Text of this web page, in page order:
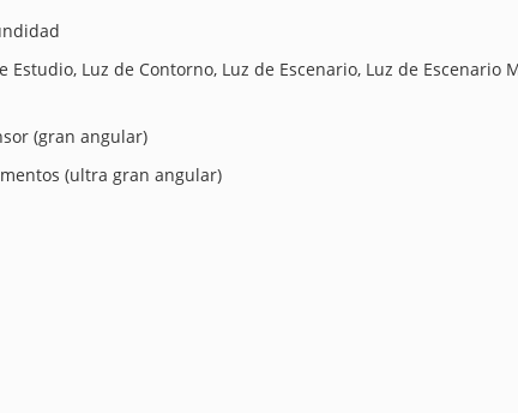
Luz de Contorno, Luz de Escenario, Luz de Escenario
(gran angular)
(ultra gran angular)